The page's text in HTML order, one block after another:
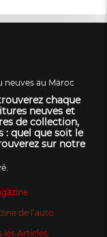
neuves au Maroc
chaque
neuves et
de collection,
: quel que soit le
sur notre
de l’auto
les Articles